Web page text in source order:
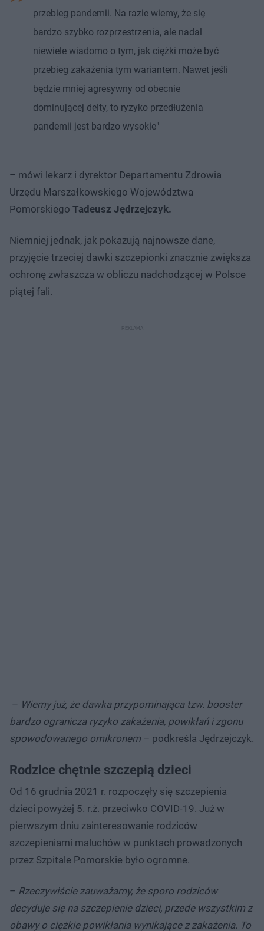
przebieg pandemii. Na razie wiemy, że się
bardzo szybko rozprzestrzenia, ale nadal
niewiele wiadomo o tym, jak ciężki może być
przebieg zakażenia tym wariantem. Nawet jeśli
będzie mniej agresywny od obecnie
dominującej delty, to ryzyko przedłużenia
pandemii jest bardzo wysokie"
– mówi lekarz i dyrektor Departamentu Zdrowia
Urzędu Marszałkowskiego Województwa
Pomorskiego Tadeusz Jędrzejczyk.
Niemniej jednak, jak pokazują najnowsze dane,
przyjęcie trzeciej dawki szczepionki znacznie zwiększa
ochronę zwłaszcza w obliczu nadchodzącej w Polsce
piątej fali.
– Wiemy już, że dawka przypominająca tzw. booster
bardzo ogranicza ryzyko zakażenia, powikłań i zgonu
spowodowanego omikronem – podkreśla Jędrzejczyk.
Rodzice chętnie szczepią dzieci
Od 16 grudnia 2021 r. rozpoczęły się szczepienia
dzieci powyżej 5. r.ż. przeciwko COVID-19. Już w
pierwszym dniu zainteresowanie rodziców
szczepieniami maluchów w punktach prowadzonych
przez Szpitale Pomorskie było ogromne.
– Rzeczywiście zauważamy, że sporo rodziców
decyduje się na szczepienie dzieci, przede wszystkim z
obawy o ciężkie powikłania wynikające z zakażenia. To